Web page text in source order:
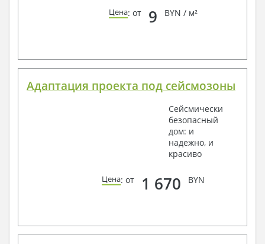
Цена: от 9 BYN / м²
Адаптация проекта под сейсмозоны
Сейсмически
безопасный
дом: и
надежно, и
красиво
Цена: от 1 670 BYN